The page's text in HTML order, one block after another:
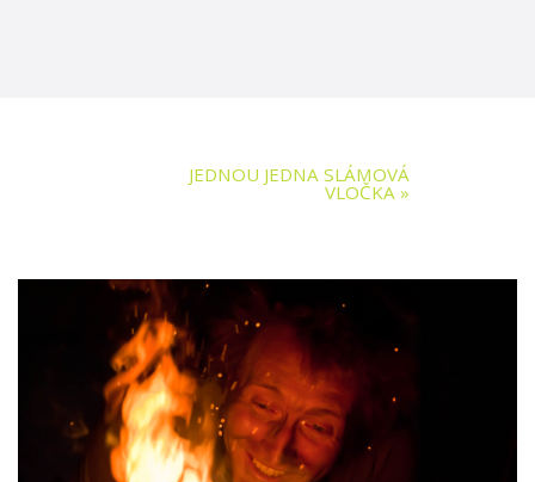
JEDNOU JEDNA SLÁMOVÁ
VLOČKA»